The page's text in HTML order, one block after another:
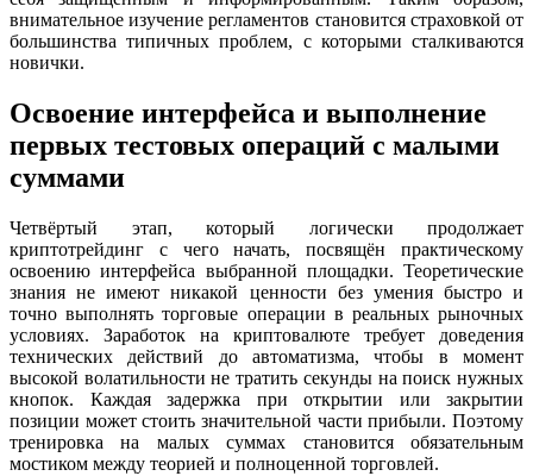
внимательное изучение регламентов становится страховкой от
большинства типичных проблем, с которыми сталкиваются
новички.
Освоение интерфейса и выполнение
первых тестовых операций с малыми
суммами
Четвёртый этап, который логически продолжает
криптотрейдинг с чего начать, посвящён практическому
освоению интерфейса выбранной площадки. Теоретические
знания не имеют никакой ценности без умения быстро и
точно выполнять торговые операции в реальных рыночных
условиях. Заработок на криптовалюте требует доведения
технических действий до автоматизма, чтобы в момент
высокой волатильности не тратить секунды на поиск нужных
кнопок. Каждая задержка при открытии или закрытии
позиции может стоить значительной части прибыли. Поэтому
тренировка на малых суммах становится обязательным
мостиком между теорией и полноценной торговлей.